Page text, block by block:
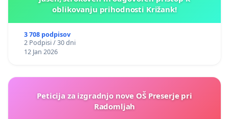
oblikovanju prihodnosti Križank!
3 708 podpisov
2 Podpisi / 30 dni
12 Jan 2026
Peticija za izgradnjo nove OŠ Preserje pri
Radomljah